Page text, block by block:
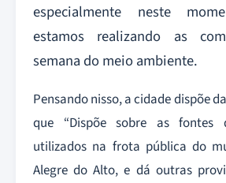
especialmente neste
estamos realizando as
semana do meio ambiente.
Pensando nisso, a cidade dispõe
que “Dispõe sobre as fontes
utilizados na frota pública do
Alegre do Alto, e dá outras